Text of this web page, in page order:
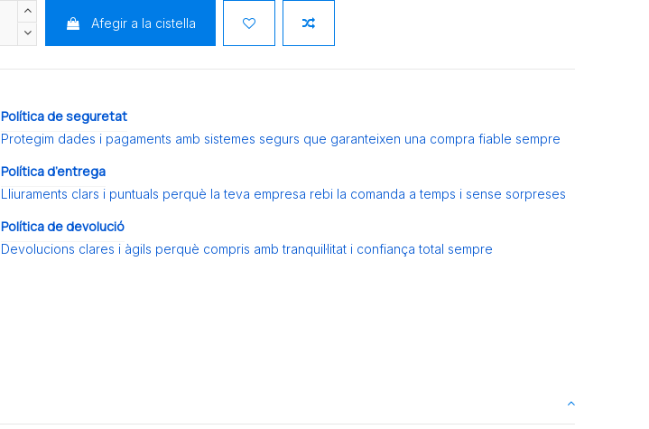
Afegir a la cistella
Política de seguretat
Protegim dades i pagaments amb sistemes segurs que garanteixen una compra fiable sempre
Política d’entrega
Lliuraments clars i puntuals perquè la teva empresa rebi la comanda a temps i sense sorpreses
Política de devolució
Devolucions clares i àgils perquè compris amb tranquil·litat i confiança total sempre